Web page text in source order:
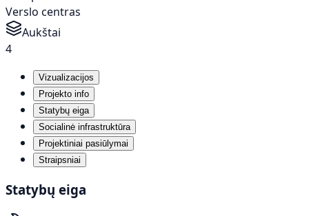
Verslo centras
Aukštai
4
Vizualizacijos
Projekto info
Statybų eiga
Socialinė infrastruktūra
Projektiniai pasiūlymai
Straipsniai
Statybų eiga